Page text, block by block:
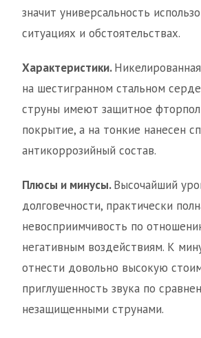
значит универсальность
ситуациях и обстоятельствах.
Характеристики.
на шестигранном стальном
струны имеют защитное
покрытие, а на тонкие нанесен
антикоррозийный состав.
Плюсы и минусы.Высочайший
долговечности, практически
невосприимчивость по
негативным воздействиям. К
отнести довольно высокую
приглушенность звука по
незащищенными струнами.